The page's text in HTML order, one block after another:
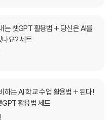
는 챗GPT 활용법 + 당신은 AI를
나요? 세트
하는 AI 학교 수업 활용법 + 된다!
GPT 활용법 세트